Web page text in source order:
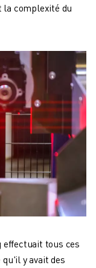
la complexité du
tous ces
y avait des